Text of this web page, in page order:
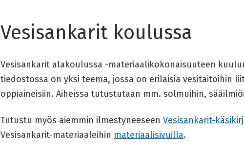
Vesisankarit koulussa
Vesisankarit alakoulussa -materiaalikokonaisuuteen
tiedostossa on yksi teema, jossa on erilaisia vesitaitoihin
oppiaineisiin. Aiheissa tutustutaan mm. solmuihin,
Tutustu myös aiemmin ilmestyneeseen Vesisankarit-
Vesisankarit-materiaaleihin materiaalisivuilla.